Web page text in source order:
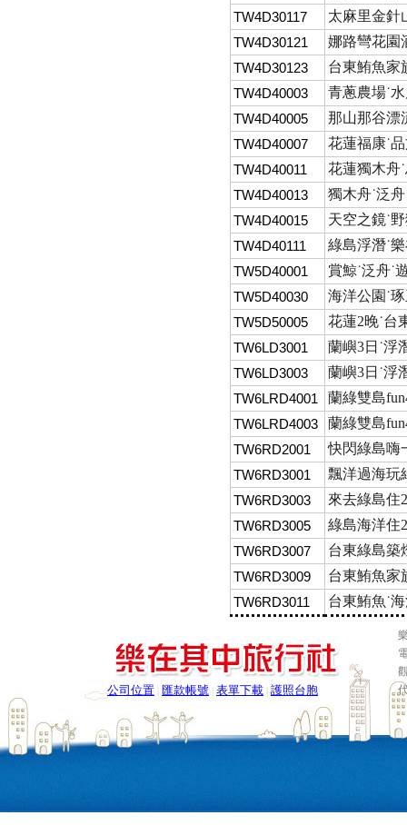
TW4D30117
太麻里金針
TW4D30121
娜路彎花園
TW4D30123
台東鮪魚家
TW4D40003
青蔥農場˙
TW4D40005
那山那谷漂
TW4D40007
花蓮福康˙
TW4D40011
花蓮獨木舟
TW4D40013
獨木舟˙泛
TW4D40015
天空之鏡˙
TW4D40111
綠島浮潛˙
TW5D40001
賞鯨˙泛舟˙
TW5D40030
海洋公園˙
TW5D50005
花蓮2晚˙台
TW6LD3001
蘭嶼3日˙浮
TW6LD3003
蘭嶼3日˙浮
TW6LRD4001
蘭綠雙島
TW6LRD4003
蘭綠雙島
TW6RD2001
快閃綠島嗨
TW6RD3001
飄洋過海玩
TW6RD3003
來去綠島住
TW6RD3005
綠島海洋住
TW6RD3007
台東綠島築
TW6RD3009
台東鮪魚家
TW6RD3011
台東鮪魚˙
公司位置 匯款帳號 表單下載 |護照台胞